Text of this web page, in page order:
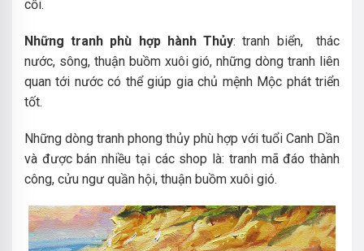
cối.
Những tranh phù hợp hành Thủy: tranh biển, thác
nước, sông, thuận buồm xuôi gió, những dòng tranh liên
quan tới nước có thể giúp gia chủ mệnh Mộc phát triển
tốt.
Những dòng tranh phong thủy phù hợp với tuổi Canh Dần
và được bán nhiều tại các shop là: tranh mã đáo thành
công, cửu ngư quần hội, thuận buồm xuôi gió.